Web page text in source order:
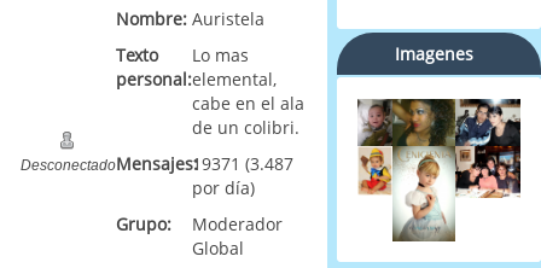
Desconectado
Nombre: Auristela
Texto
personal:
Lo mas
elemental,
cabe en el ala
de un colibri.
Mensajes:19371 (3.487
por día)
Grupo:
Moderador
Global
Imagenes